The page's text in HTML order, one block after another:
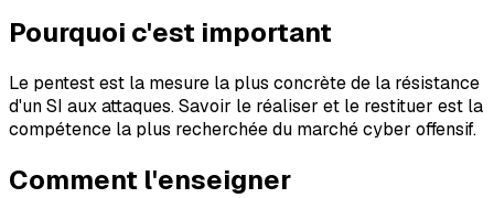
Pourquoi c'est important
Le pentest est la mesure la plus concrète de la résistance
d'un SI aux attaques. Savoir le réaliser et le restituer est la
compétence la plus recherchée du marché cyber offensif.
Comment l'enseigner